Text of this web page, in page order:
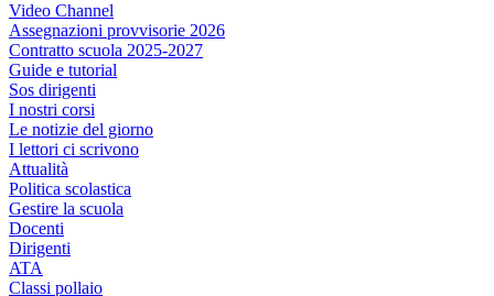
Video Channel
Assegnazioni provvisorie 2026
Contratto scuola 2025-2027
Guide e tutorial
Sos dirigenti
I nostri corsi
Le notizie del giorno
I lettori ci scrivono
Attualità
Politica scolastica
Gestire la scuola
Docenti
Dirigenti
ATA
Classi pollaio